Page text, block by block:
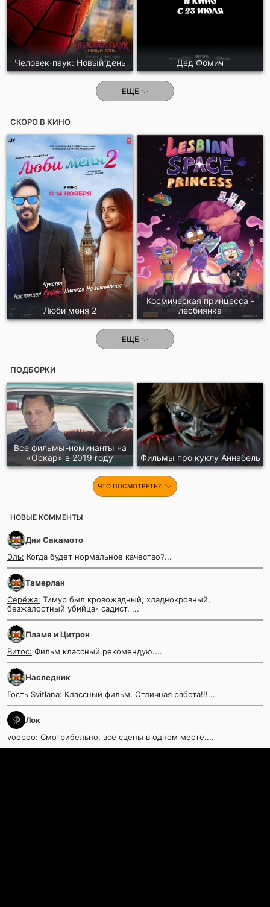
Человек-паук: Новый день Дед Фомич
ЕЩЕ
СКОРО В КИНО
Люби меня 2
Космическая принцесса -
лесбиянка
ЕЩЕ
ПОДБОРКИ
Все фильмы-номинанты на
«Оскар» в 2019 году
Фильмы про куклу Аннабель
ЧТО ПОСМОТРЕТЬ?
НОВЫЕ КОММЕНТЫ
Дни Сакамото
Эль: Когда будет нормальное качество?...
Тамерлан
Серёжа: Тимур был кровожадный, хладнокровный,
безжалостный убийца- садист. ...
Пламя и Цитрон
Витос: Фильм классный рекомендую....
Наследник
Гость Svitlana: Классный фильм. Отличная работа!!!...
Лок
voopoo: Смотрибельно, все сцены в одном месте....